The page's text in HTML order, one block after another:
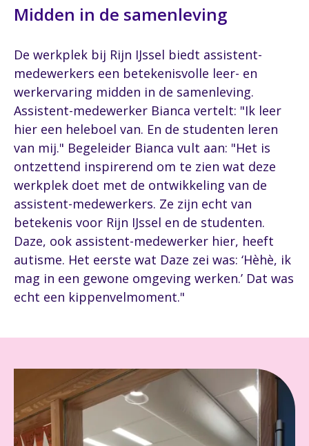
Midden in de samenleving
De werkplek bij Rijn IJssel biedt assistent-
medewerkers een betekenisvolle leer- en
werkervaring midden in de samenleving.
Assistent-medewerker Bianca vertelt: "Ik leer
hier een heleboel van. En de studenten leren
van mij." Begeleider Bianca vult aan: "Het is
ontzettend inspirerend om te zien wat deze
werkplek doet met de ontwikkeling van de
assistent-medewerkers. Ze zijn echt van
betekenis voor Rijn IJssel en de studenten.
Daze, ook assistent-medewerker hier, heeft
autisme. Het eerste wat Daze zei was: ‘Hèhè, ik
mag in een gewone omgeving werken.’ Dat was
echt een kippenvelmoment."